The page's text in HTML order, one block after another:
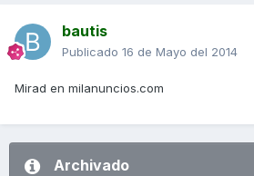
bautis
Publicado 16 de Mayo del 2014
Mirad en milanuncios.com
Archivado